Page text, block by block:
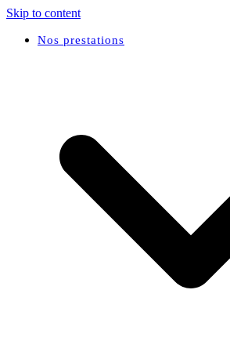
Skip to content
Nos prestations